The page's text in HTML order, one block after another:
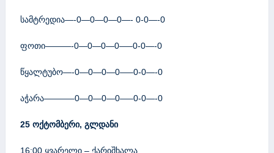
სამტრედია—-0—0—0—0—- 0-0—-0
ფოთი———-0—0—0—0—–0-0—-0
წყალტუბო—-0—0—0—0—–0-0—-0
აჭარა———–0—0—0—0—–0-0—-0
25 ოქტომბერი, გლდანი
16:00 ყვარელი – ქარიშხალა